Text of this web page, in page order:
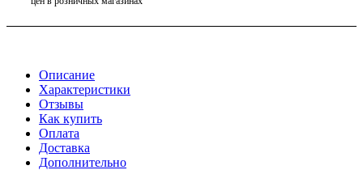
Описание
Характеристики
Отзывы
Как купить
Оплата
Доставка
Дополнительно